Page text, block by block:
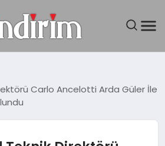
Carlo Ancelotti Arda Güler İle